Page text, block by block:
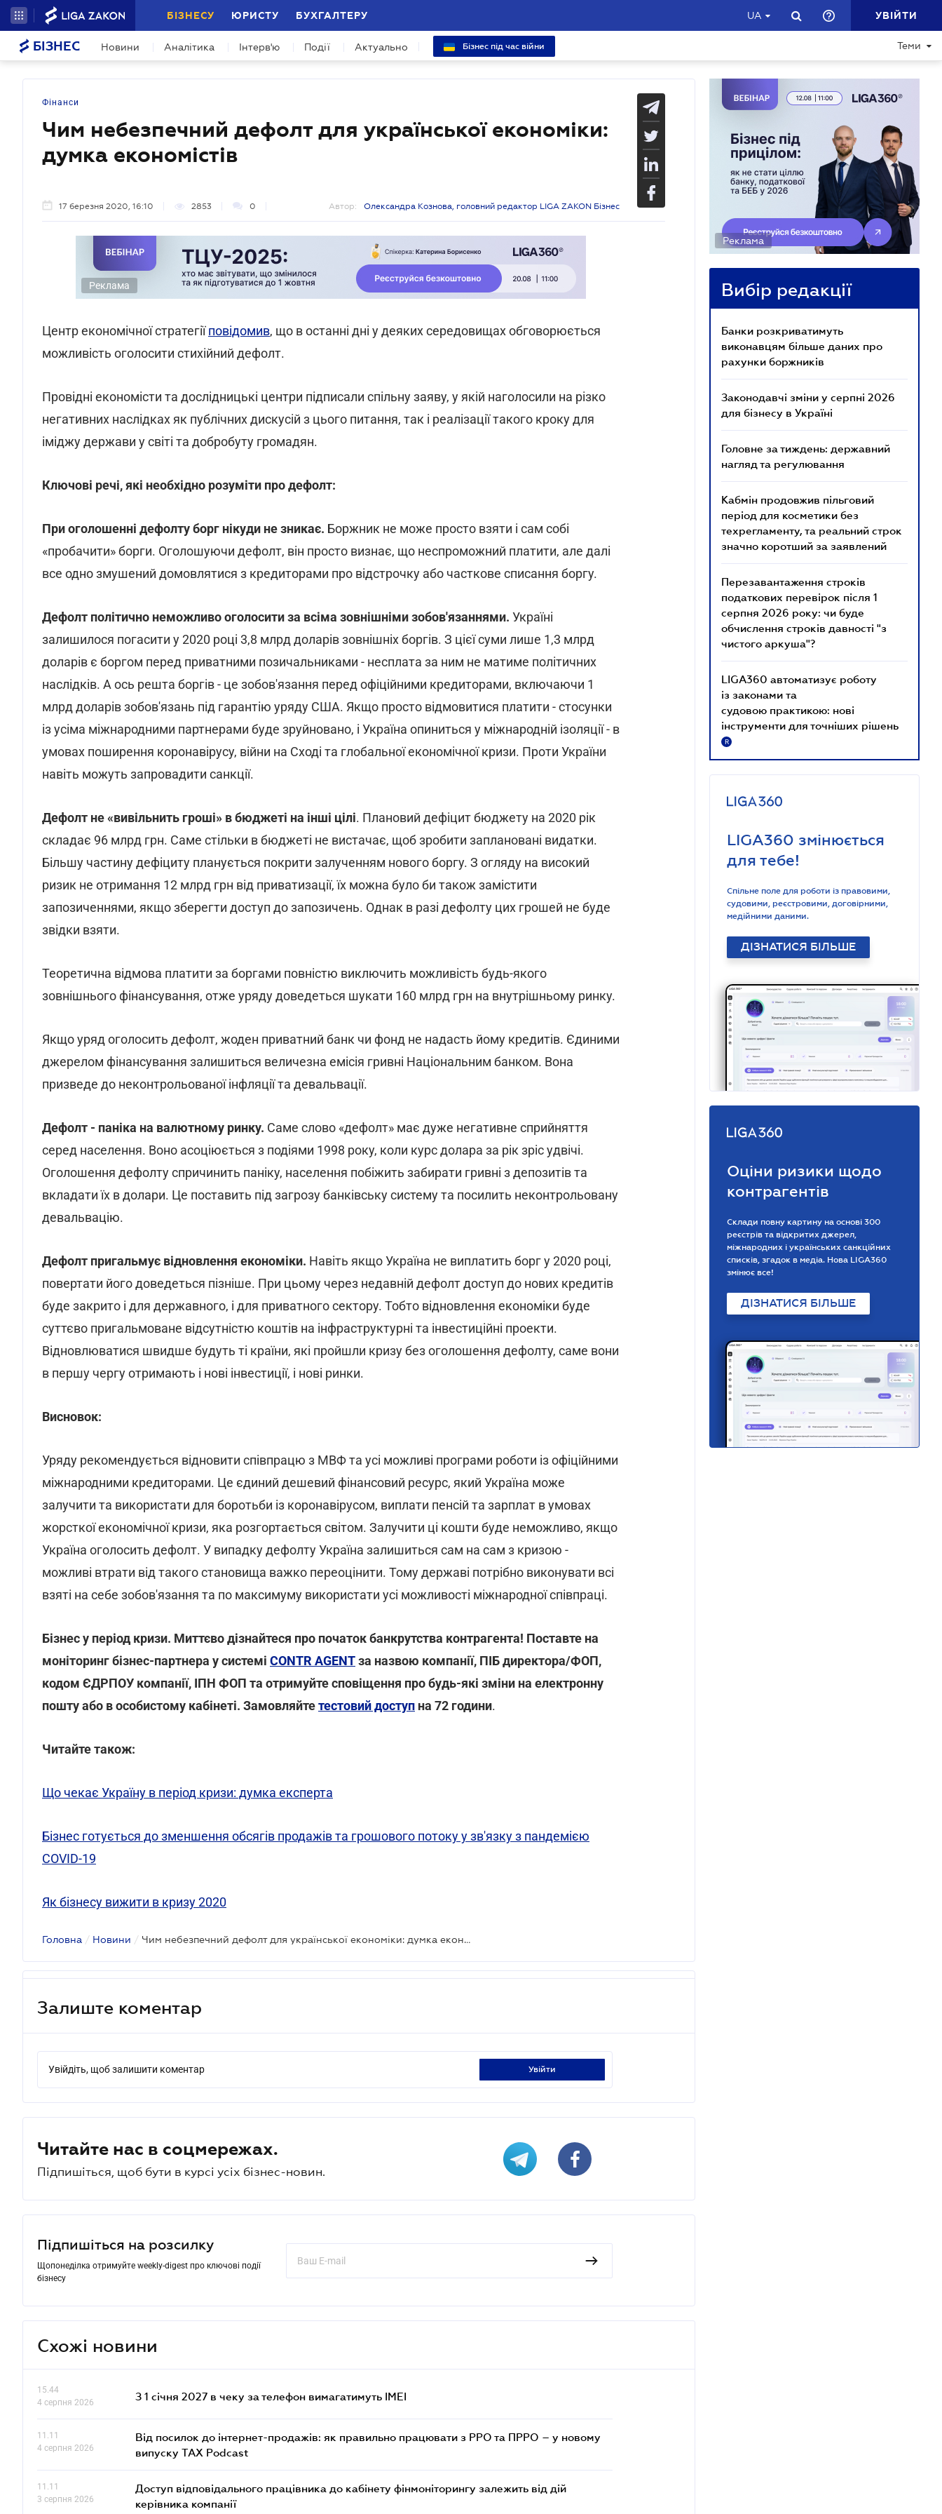
БІЗНЕСУ ЮРИСТУ БУХГАЛТЕРУ UA УВІЙТИ
БІЗНЕС Новини Аналітика Інтерв'ю Події Актуально Бізнес під час війни Теми
Фінанси
Чим небезпечний дефолт для української економіки:
думка економістів
17 березня 2020, 16:10 2853 0 Автор: Олександра Кознова, головний редактор LIGA ZAKON Бізнес
Реклама
Центр економічної стратегіїповідомив, що в останні дні у деяких середовищах обговорюється
можливість оголосити стихійний дефолт.
Провідні економісти та дослідницькі центри підписали спільну заяву, у якій наголосили на різко
негативних наслідках як публічних дискусій з цього питання, так і реалізації такого кроку для
іміджу держави у світі та добробуту громадян.
Ключові речі, які необхідно розуміти про дефолт:
При оголошенні дефолту борг нікуди не зникає. Боржник не може просто взяти і сам собі
«пробачити» борги. Оголошуючи дефолт, він просто визнає, що неспроможний платити, але далі
все одно змушений домовлятися з кредиторами про відстрочку або часткове списання боргу.
Дефолт політично неможливо оголосити за всіма зовнішніми зобов'язаннями. Україні
залишилося погасити у 2020 році 3,8 млрд доларів зовнішніх боргів. З цієї суми лише 1,3 млрд
доларів є боргом перед приватними позичальниками - несплата за ним не матиме політичних
наслідків. А ось решта боргів - це зобов'язання перед офіційними кредиторами, включаючи 1
млрд доларів зобов'язань під гарантію уряду США. Якщо просто відмовитися платити - стосунки
із усіма міжнародними партнерами буде зруйновано, і Україна опиниться у міжнародній ізоляції - в
умовах поширення коронавірусу, війни на Сході та глобальної економічної кризи. Проти України
навіть можуть запровадити санкції.
Дефолт не «вивільнить гроші» в бюджеті на інші цілі. Плановий дефіцит бюджету на 2020 рік
складає 96 млрд грн. Саме стільки в бюджеті не вистачає, щоб зробити заплановані видатки.
Більшу частину дефіциту планується покрити залученням нового боргу. З огляду на високий
ризик не отримання 12 млрд грн від приватизації, їх можна було би також замістити
запозиченнями, якщо зберегти доступ до запозичень. Однак в разі дефолту цих грошей не буде
звідки взяти.
Теоретична відмова платити за боргами повністю виключить можливість будь-якого
зовнішнього фінансування, отже уряду доведеться шукати 160 млрд грн на внутрішньому ринку.
Якщо уряд оголосить дефолт, жоден приватний банк чи фонд не надасть йому кредитів. Єдиними
джерелом фінансування залишиться величезна емісія гривні Національним банком. Вона
призведе до неконтрольованої інфляції та девальвації.
Дефолт - паніка на валютному ринку. Саме слово «дефолт» має дуже негативне сприйняття
серед населення. Воно асоціюється з подіями 1998 року, коли курс долара за рік зріс удвічі.
Оголошення дефолту спричинить паніку, населення побіжить забирати гривні з депозитів та
вкладати їх в долари. Це поставить під загрозу банківську систему та посилить неконтрольовану
девальвацію.
Дефолт пригальмує відновлення економіки. Навіть якщо Україна не виплатить борг у 2020 році,
повертати його доведеться пізніше. При цьому через недавній дефолт доступ до нових кредитів
буде закрито і для державного, і для приватного сектору. Тобто відновлення економіки буде
суттєво пригальмоване відсутністю коштів на інфраструктурні та інвестиційні проекти.
Відновлюватися швидше будуть ті країни, які пройшли кризу без оголошення дефолту, саме вони
в першу чергу отримають і нові інвестиції, і нові ринки.
Висновок:
Уряду рекомендується відновити співпрацю з МВФ та усі можливі програми роботи із офіційними
міжнародними кредиторами. Це єдиний дешевий фінансовий ресурс, який Україна може
залучити та використати для боротьби із коронавірусом, виплати пенсій та зарплат в умовах
жорсткої економічної кризи, яка розгортається світом. Залучити ці кошти буде неможливо, якщо
Україна оголосить дефолт. У випадку дефолту Україна залишиться сам на сам з кризою -
можливі втрати від такого становища важко переоцінити. Тому державі потрібно виконувати всі
взяті на себе зобов'язання та по максимуму використати усі можливості міжнародної співпраці.
Бізнес у період кризи. Миттєво дізнайтеся про початок банкрутства контрагента! Поставте на
моніторинг бізнес-партнера у системі CONTR AGENTза назвою компанії, ПІБ директора/ФОП,
кодом ЄДРПОУ компанії, ІПН ФОП та отримуйте сповіщення про будь-які зміни на електронну
пошту або в особистому кабінеті. Замовляйтетестовий доступ на 72 години.
Читайте також:
Що чекає Україну в період кризи: думка експерта
Бізнес готується до зменшення обсягів продажів та грошового потоку у зв'язку з пандемією
COVID-19
Як бізнесу вижити в кризу 2020
Головна / Новини / Чим небезпечний дефолт для української економіки: думка економістів
Залиште коментар
Увійдіть, щоб залишити коментар увійти
Читайте нас в соцмережах.
Підпишіться, щоб бути в курсі усіх бізнес-новин.
Підпишіться на розсилку
Щопонеділка отримуйте weekly-digest про ключові події
бізнесу
Схожі новини
15.44
4 серпня 2026
З 1 січня 2027 в чеку за телефон вимагатимуть IMEI
11.11
4 серпня 2026
Від посилок до інтернет-продажів: як правильно працювати з РРО та ПРРО – у новому
випуску TAX Podcast
11.11
3 серпня 2026
Доступ відповідального працівника до кабінету фінмоніторингу залежить від дій
керівника компанії
Реклама
Вибір редакції
Банки розкриватимуть
виконавцям більше даних про
рахунки боржників
Законодавчі зміни у серпні 2026
для бізнесу в Україні
Головне за тиждень: державний
нагляд та регулювання
Кабмін продовжив пільговий
період для косметики без
техрегламенту, та реальний строк
значно коротший за заявлений
Перезавантаження строків
податкових перевірок після 1
серпня 2026 року: чи буде
обчислення строків давності "з
чистого аркуша"?
LIGA360 автоматизує роботу
із законами та
судовою практикою: нові
інструменти для точніших рішень
R
LIGA360 змінюється
для тебе!
Спільне поле для роботи із правовими,
судовими, реєстровими, договірними,
медійними даними.
ДІЗНАТИСЯ БІЛЬШЕ
Оціни ризики щодо
контрагентів
Склади повну картину на основі 300
реєстрів та відкритих джерел,
міжнародних і українських санкційних
списків, згадок в медіа. Нова LIGA360
змінює все!
ДІЗНАТИСЯ БІЛЬШЕ